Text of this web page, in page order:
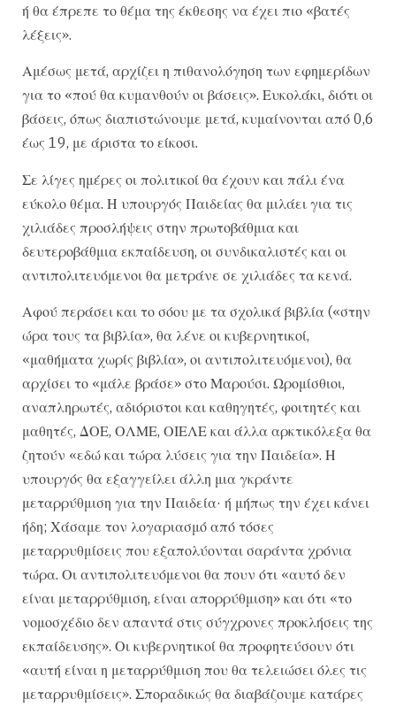
ή θα έπρεπε το θέμα της έκθεσης να έχει πιο «βατές
λέξεις».
Αμέσως μετά, αρχίζει η πιθανολόγηση των εφημερίδων
για το «πού θα κυμανθούν οι βάσεις». Ευκολάκι, διότι οι
βάσεις, όπως διαπιστώνουμε μετά, κυμαίνονται από 0,6
έως 19, με άριστα το είκοσι.
Σε λίγες ημέρες οι πολιτικοί θα έχουν και πάλι ένα
εύκολο θέμα. Η υπουργός Παιδείας θα μιλάει για τις
χιλιάδες προσλήψεις στην πρωτοβάθμια και
δευτεροβάθμια εκπαίδευση, οι συνδικαλιστές και οι
αντιπολιτευόμενοι θα μετράνε σε χιλιάδες τα κενά.
Αφού περάσει και το σόου με τα σχολικά βιβλία («στην
ώρα τους τα βιβλία», θα λένε οι κυβερνητικοί,
«μαθήματα χωρίς βιβλία», οι αντιπολιτευόμενοι), θα
αρχίσει το «μάλε βράσε» στο Μαρούσι. Ωρομίσθιοι,
αναπληρωτές, αδιόριστοι και καθηγητές, φοιτητές και
μαθητές, ΔΟΕ, ΟΛΜΕ, ΟΙΕΛΕ και άλλα αρκτικόλεξα θα
ζητούν «εδώ και τώρα λύσεις για την Παιδεία». Η
υπουργός θα εξαγγείλει άλλη μια γκράντε
μεταρρύθμιση για την Παιδεία· ή μήπως την έχει κάνει
ήδη; Χάσαμε τον λογαριασμό από τόσες
μεταρρυθμίσεις που εξαπολύονται σαράντα χρόνια
τώρα. Οι αντιπολιτευόμενοι θα πουν ότι «αυτό δεν
είναι μεταρρύθμιση, είναι απορρύθμιση» και ότι «το
νομοσχέδιο δεν απαντά στις σύγχρονες προκλήσεις της
εκπαίδευσης». Οι κυβερνητικοί θα προφητεύσουν ότι
«αυτή είναι η μεταρρύθμιση που θα τελειώσει όλες τις
μεταρρυθμίσεις». Σποραδικώς θα διαβάζουμε κατάρες